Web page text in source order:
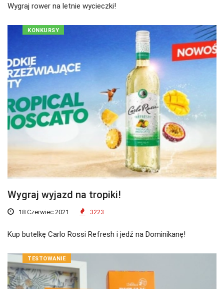
Wygraj rower na letnie wycieczki!
KONKURSY
Wygraj wyjazd na tropiki!
18 Czerwiec 2021 3223
Kup butelkę Carlo Rossi Refresh i jedź na Dominikanę!
TESTOWANIE